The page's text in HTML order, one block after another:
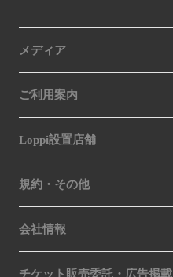
メディア
ご利用案内
Loppi設置店舗
規約・その他
会社情報
チケット販売委託・広告掲載